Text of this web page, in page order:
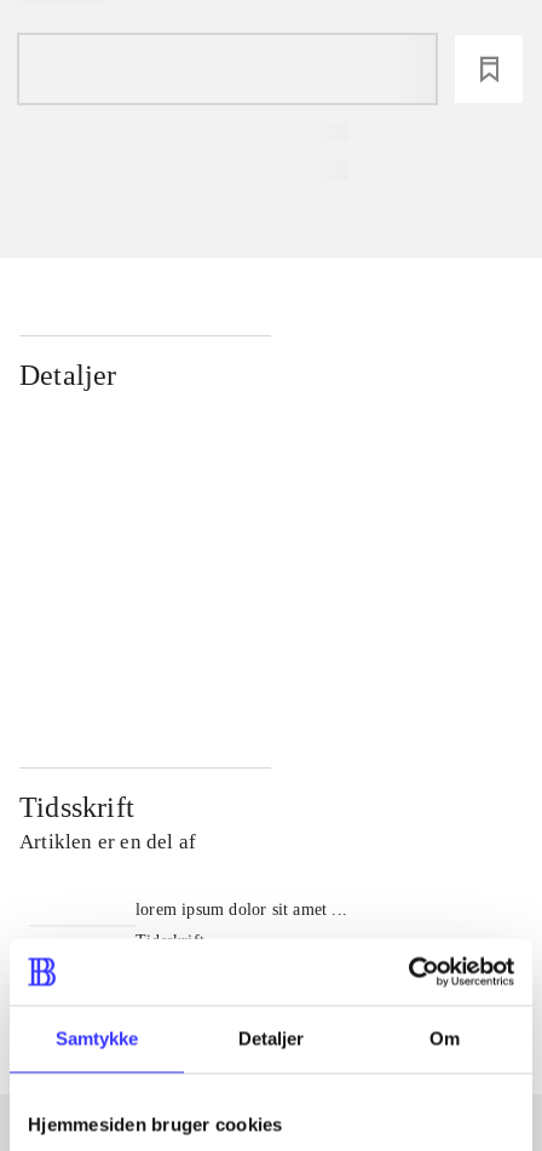
Samtykke Detaljer Om
Hjemmesiden bruger cookies
Detaljer
Tidsskrift
Artiklen er en del af
lorem ipsum dolor sit amet ...
Tidsskrift
Artiklerne i